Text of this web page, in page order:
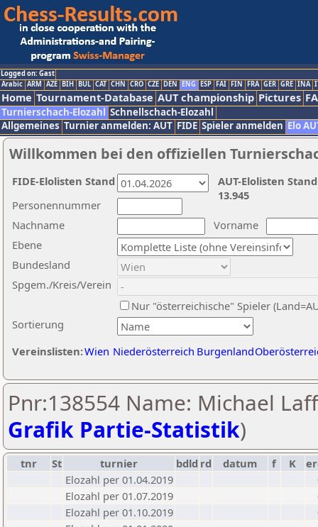
Logged on: Gast
Arabic ARM AZE BIH BUL CAT CHN CRO CZE DEN ENG ESP FAI FIN FRA GER GRE INA
Home Tournament-Database AUT championship Pictures
Turnierschach-Elozahl Schnellschach-Elozahl
Allgemeines Turnier anmelden: AUT FIDE Spieler anmelden Elo
Willkommen bei den offiziellen
Nachname
Vorname
Ebene
Sortierung
Personennummer
Bundesland
Spgem./Kreis/Verein
Nur "österreichische" Spieler
Vereinslisten:Wien Niederösterreich Burgenland
AUT-Elolisten
13.945
FIDE-Elolisten Stand
Pnr:138554 Name: Michael
Grafik Partie-Statistik)
tnr St turnier bdld rd datum f K
Elozahl per 01.04.2019
Elozahl per 01.07.2019
Elozahl per 01.10.2019